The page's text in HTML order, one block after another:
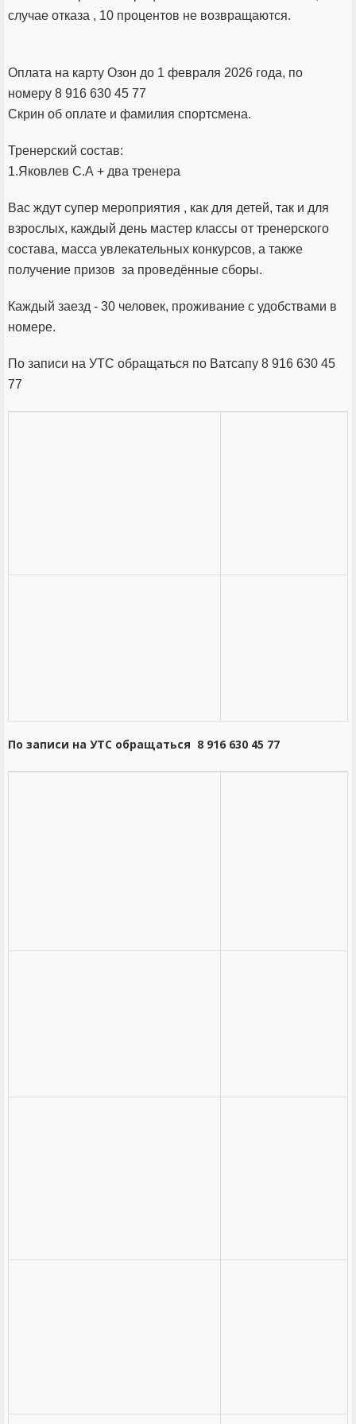
случае отказа , 10 процентов не возвращаются.
Оплата на карту Озон до 1 февраля 2026 года, по
номеру 8 916 630 45 77
Скрин об оплате и фамилия спортсмена.
Тренерский состав:
1.Яковлев С.А + два тренера
Вас ждут супер мероприятия , как для детей, так и для
взрослых, каждый день мастер классы от тренерского
состава, масса увлекательных конкурсов, а также
получение призов за проведённые сборы.
Каждый заезд - 30 человек, проживание с удобствами в
номере.
По записи на УТС обращаться по Ватсапу 8 916 630 45
77
По записи на УТС обращаться 8 916 630 45 77